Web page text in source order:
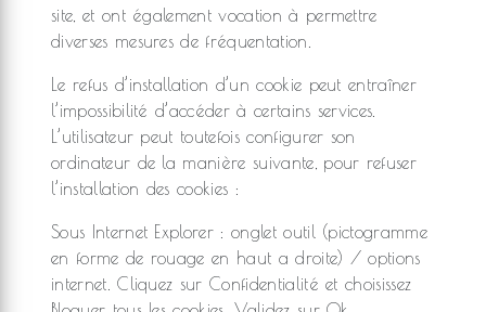
site, et ont également vocation à permettre
diverses mesures de fréquentation.
Le refus d’installation d’un cookie peut entraîner
l’impossibilité d’accéder à certains services.
L’utilisateur peut toutefois configurer son
ordinateur de la manière suivante, pour refuser
l’installation des cookies :
Sous Internet Explorer : onglet outil (pictogramme
en forme de rouage en haut a droite) / options
internet. Cliquez sur Confidentialité et choisissez